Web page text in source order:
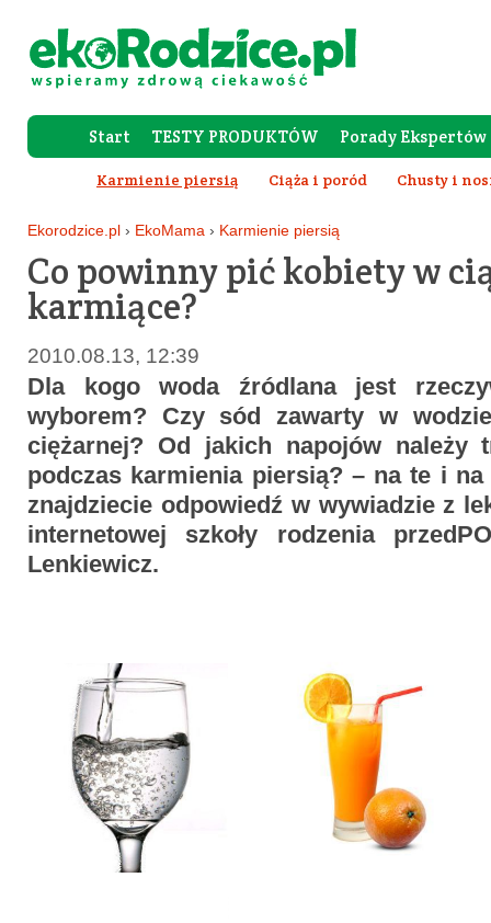
Start TESTY PRODUKTÓW Porady Ekspertów
Forum
Karmienie piersią Ciąża i poród Chusty i
Ekorodzice.pl › EkoMama › Karmienie piersią
Co powinny pić kobiety w
karmiące?
2010.08.13, 12:39
Dla kogo woda źródlana jest
wyborem? Czy sód zawarty w
ciężarnej? Od jakich napojów należy
podczas karmienia piersią? – na te i
znajdziecie odpowiedź w wywiadzie z
internetowej szkoły rodzenia
Lenkiewicz.